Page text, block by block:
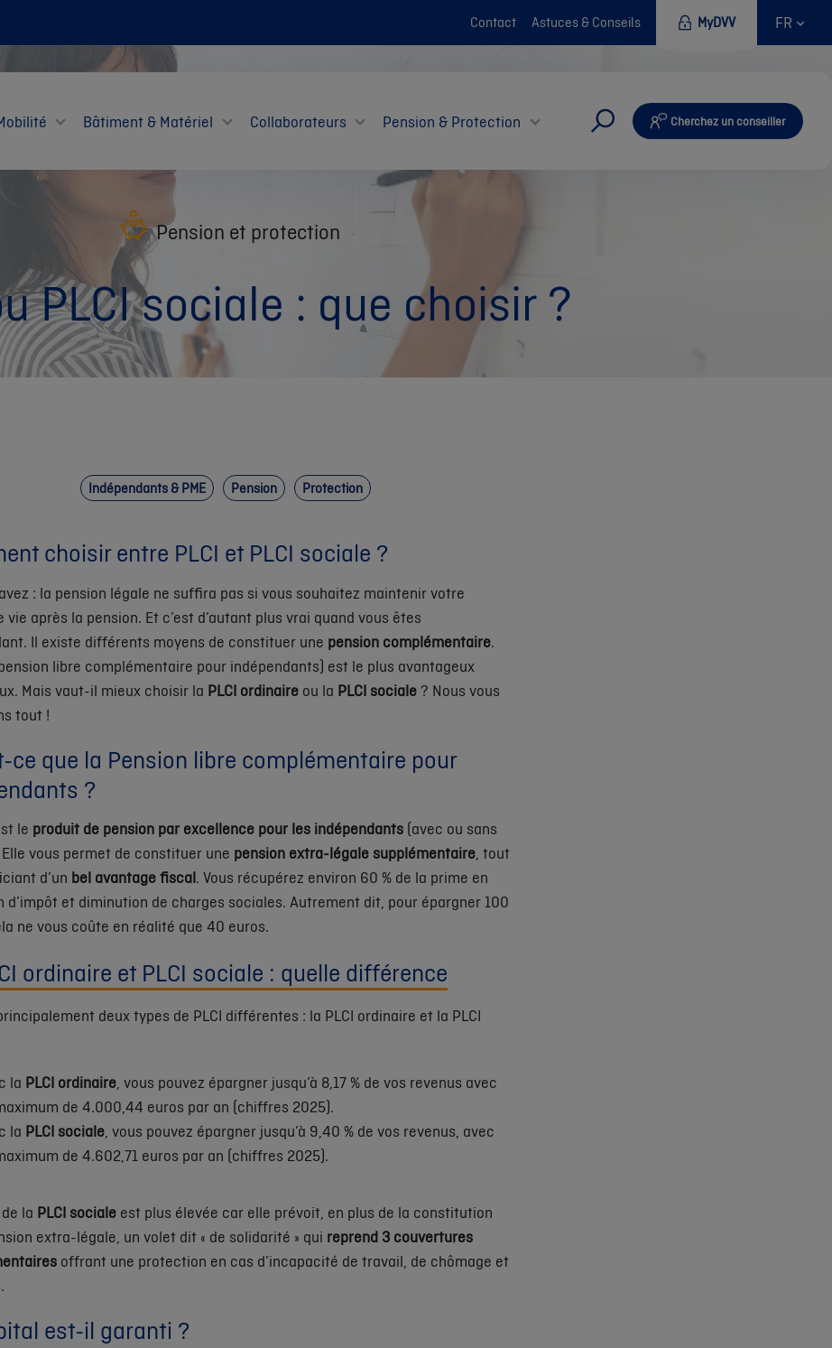
Contact Astuces & Conseils MyDVV FR
Bâtiment & Matériel Collaborateurs Pension & Protection Cherchez un conseiller
Pension et protection
PLCI sociale : que choisir ?
Indépendants & PME Pension Protection
choisir entre PLCI et PLCI sociale ?
: la pension légale ne suffira pas si vous souhaitez maintenir votre
vie après la pension. Et c’est d’autant plus vrai quand vous êtes
Il existe différents moyens de constituer une pension complémentaire.
libre complémentaire pour indépendants) est le plus avantageux
Mais vaut-il mieux choisir la PLCI ordinaire ou la PLCI sociale ? Nous vous
tout !
ce que la Pension libre complémentaire pour
?
le produit de pension par excellence pour les indépendants (avec ou sans
vous permet de constituer une pension extra-légale supplémentaire, tout
d’un bel avantage fiscal. Vous récupérez environ 60 % de la prime en
d’impôt et diminution de charges sociales. Autrement dit, pour épargner 100
ne vous coûte en réalité que 40 euros.
ordinaire et PLCI sociale : quelle différence
deux types de PLCI différentes : la PLCI ordinaire et la PLCI
la PLCI ordinaire , vous pouvez épargner jusqu’à 8,17 % de vos revenus avec
de 4.000,44 euros par an (chiffres 2025).
la PLCI sociale , vous pouvez épargner jusqu’à 9,40 % de vos revenus, avec
de 4.602,71 euros par an (chiffres 2025).
la PLCI sociale est plus élevée car elle prévoit, en plus de la constitution
extra-légale, un volet dit « de solidarité » qui reprend 3 couvertures
offrant une protection en cas d’incapacité de travail, de chômage et
est-il garanti ?